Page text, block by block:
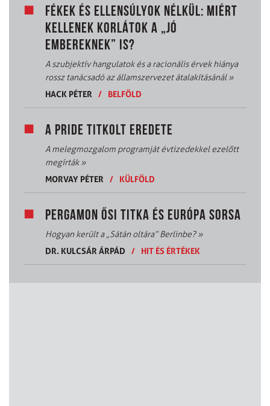
FÉKEK ÉS ELLENSÚLYOK NÉLKÜL: MIÉRT
KELLENEK KORLÁTOK A „JÓ
EMBEREKNEK” IS?
A szubjektív hangulatok és a racionális érvek hiánya
rossz tanácsadó az államszervezet átalakításánál»
HACK PÉTER
/ BELFÖLD
A PRIDE TITKOLT EREDETE
A melegmozgalom programját évtizedekkel ezelőtt
megírták»
MORVAY PÉTER
/ KÜLFÖLD
PERGAMON ŐSI TITKA ÉS EURÓPA SORSA
Hogyan került a „Sátán oltára” Berlinbe?»
DR. KULCSÁR ÁRPÁD
/ HIT ÉS ÉRTÉKEK